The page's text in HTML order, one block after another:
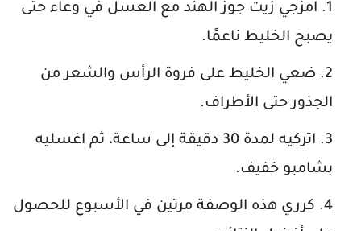
امزجي زيت جوز الهند مع العسل في وعاء حتى
يصبح الخليط ناعمًا.
ضعي الخليط على فروة الرأس والشعر من
الجذور حتى الأطراف.
اتركيه لمدة 30 دقيقة إلى ساعة، ثم اغسليه
بشامبو خفيف.
كرري هذه الوصفة مرتين في الأسبوع للحصول